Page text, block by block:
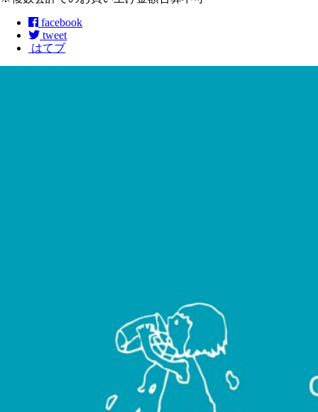
facebook
tweet
はてブ